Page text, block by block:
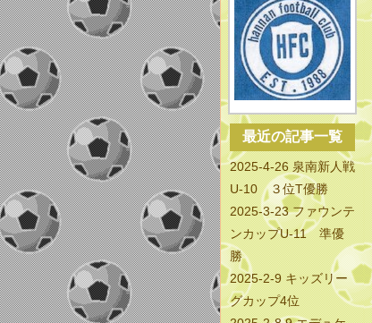
最近の記事一覧
2025-4-26 泉南新人戦
U-10 ３位T優勝
2025-3-23 ファウンテ
ンカップU-11 準優
勝
2025-2-9 キッズリー
グカップ4位